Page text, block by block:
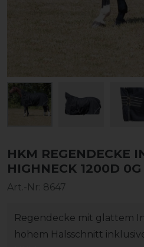
HKM REGENDECKE
HIGHNECK 1200D
Art.-Nr: 8647
Regendecke mit glattem
hohem Halsschnitt